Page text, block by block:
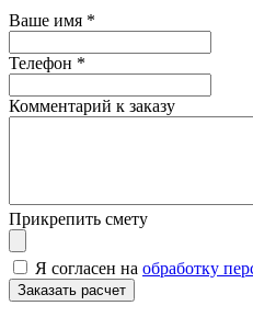
Ваше имя *
Телефон *
Комментарий к заказу
Прикрепить смету
Я согласен на обработку